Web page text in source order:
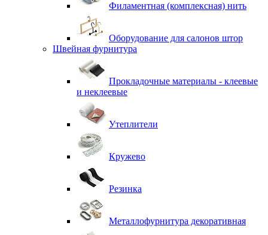
Филаментная (комплексная) нить
Оборудование для салонов штор
Швейная фурнитура
Прокладочные материалы - клеевые
и неклеевые
Утеплители
Кружево
Резинка
Металлофурнитура декоративная